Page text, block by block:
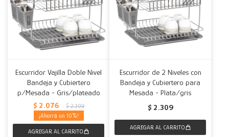
Escurridor Vajilla Doble Nivel
Bandeja y Cubiertero
p/Mesada - Gris/plateado
$ 2.076 $ 2.309
10
Escurridor de 2 Niveles con
Bandeja y Cubiertero para
Mesada - Plata/gris
$ 2.309